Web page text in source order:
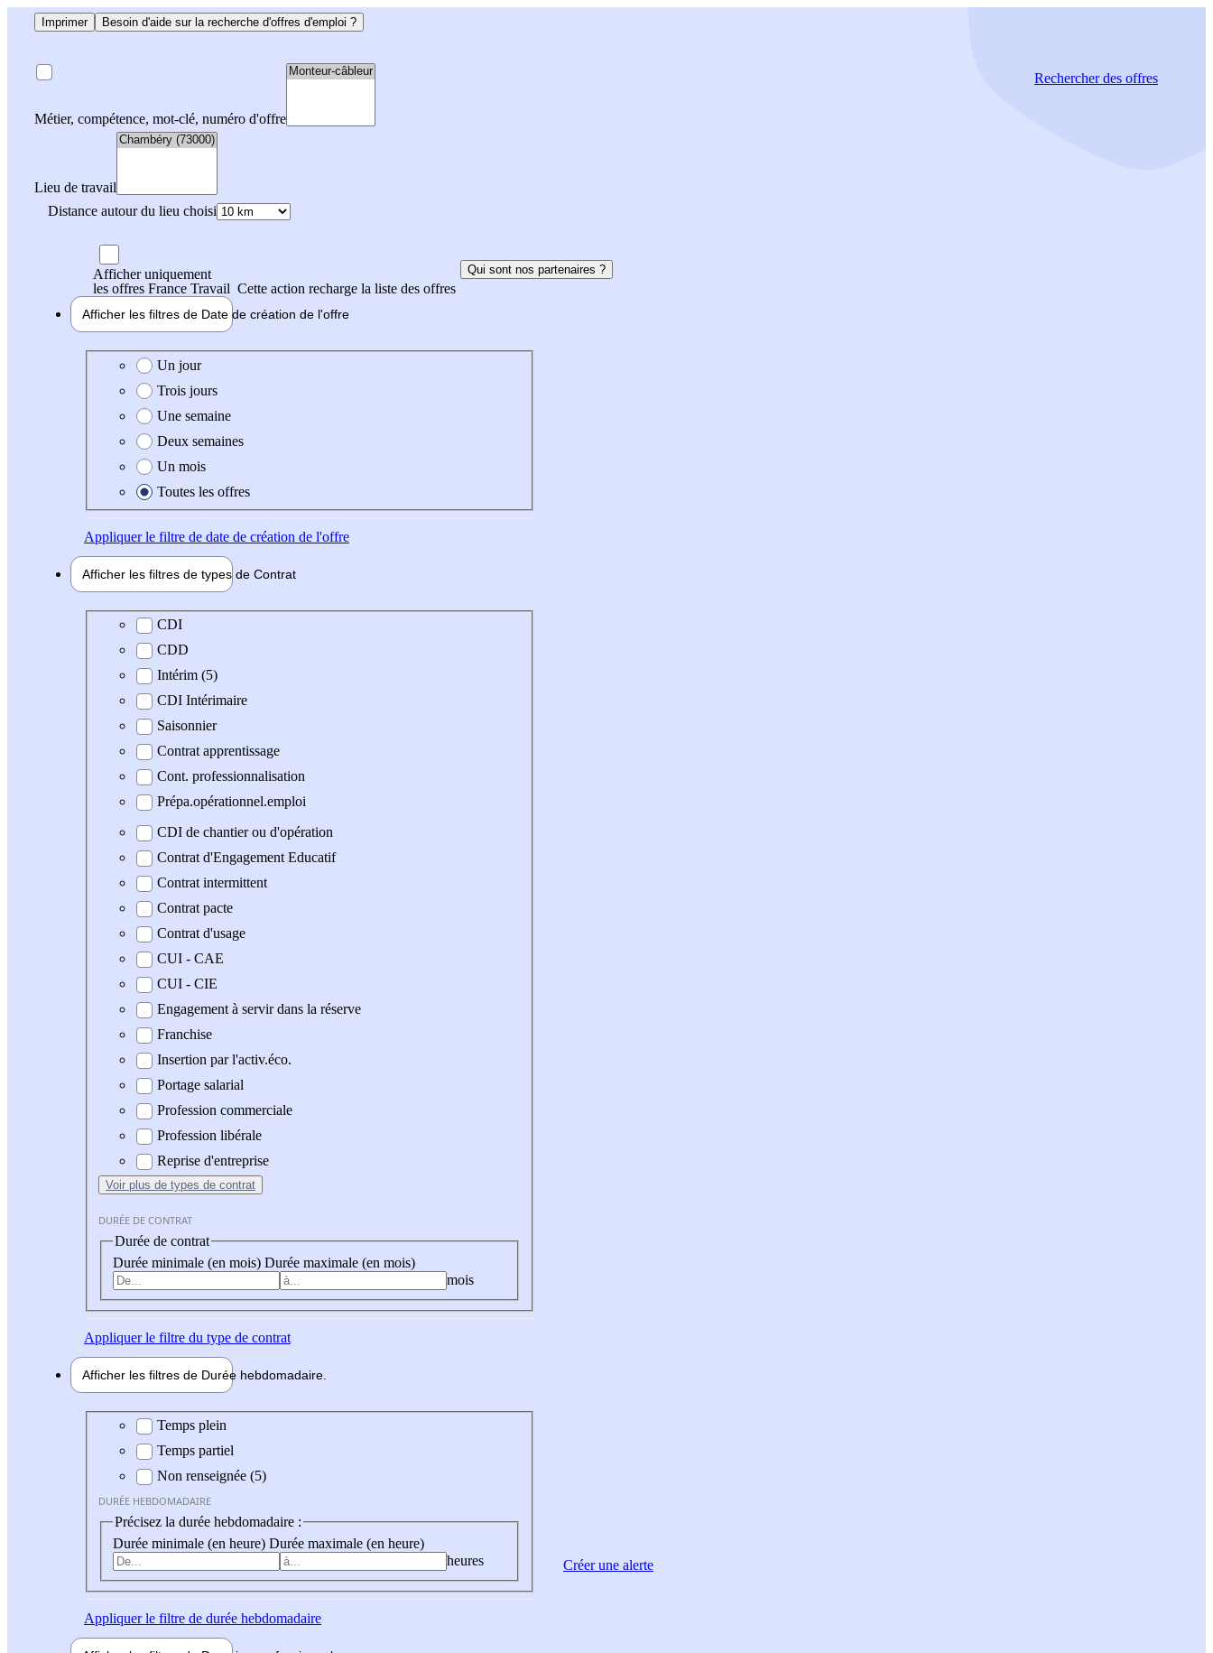
Imprimer Besoin d'aide sur la recherche d'offres d'emploi ?
Métier, compétence, mot-clé, numéro d'offre
Lieu de travail
Distance autour du lieu choisi
Rechercherdes offres
Afficher uniquement
les offres France Travail Cette action recharge la liste des offres
Qui sont nos partenaires ?
Afficher les filtres de Date de création de l'offre
Date de création de l'offre
Un jour
Trois jours
Une semaine
Deux semaines
Un mois
Toutes les offres
Appliquerle filtre de date de création de l'offre
Afficher les filtres de types de Contrat
Type de contrat
CDI
CDD
Intérim (5)
CDI Intérimaire
Saisonnier
Contrat apprentissage
Cont. professionnalisation
Prépa.opérationnel.emploi
CDI de chantier ou d'opération
Contrat d'Engagement Educatif
Contrat intermittent
Contrat pacte
Contrat d'usage
CUI - CAE
CUI - CIE
Engagement à servir dans la réserve
Franchise
Insertion par l'activ.éco.
Portage salarial
Profession commerciale
Profession libérale
Reprise d'entreprise
Voir plus de types de contrat
DURÉE DE CONTRAT
Durée de contrat
Durée minimale (en mois) Durée maximale (en mois)
mois
Appliquerle filtre du type de contrat
Afficher les filtres de Durée hebdomadaire
Durée hebdomadaire
Temps plein
Temps partiel
Non renseignée (5)
DURÉE HEBDOMADAIRE
Précisez la durée hebdomadaire :
Durée minimale (en heure) Durée maximale (en heure)
heures
Appliquerle filtre de durée hebdomadaire
Créer une alerte